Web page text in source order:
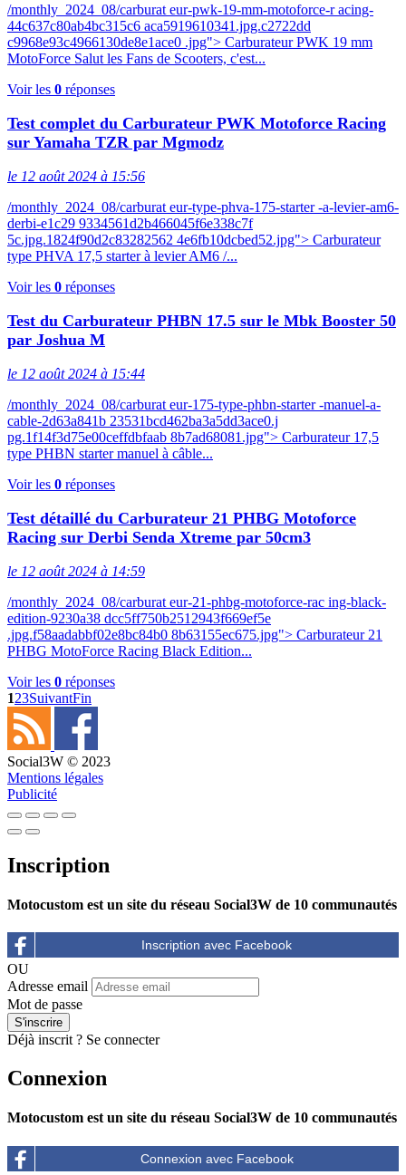
/monthly_2024_08/carburat eur-pwk-19-mm-motoforce-r acing-
44c637c80ab4bc315c6 aca5919610341.jpg.c2722dd
c9968e93c4966130de8e1ace0 .jpg"> Carburateur PWK 19 mm
MotoForce Salut les Fans de Scooters, c'est...
Voir les 0 réponses
Test complet du Carburateur PWK Motoforce Racing
sur Yamaha TZR par Mgmodz
le 12 août 2024 à 15:56
/monthly_2024_08/carburat eur-type-phva-175-starter -a-levier-am6-
derbi-e1c29 9334561d2b466045f6e338c7f
5c.jpg.1824f90d2c83282562 4e6fb10dcbed52.jpg"> Carburateur
type PHVA 17,5 starter à levier AM6 /...
Voir les 0 réponses
Test du Carburateur PHBN 17.5 sur le Mbk Booster 50
par Joshua M
le 12 août 2024 à 15:44
/monthly_2024_08/carburat eur-175-type-phbn-starter -manuel-a-
cable-2d63a841b 23531bcd462ba3a5dd3ace0.j
pg.1f14f3d75e00ceffdbfaab 8b7ad68081.jpg"> Carburateur 17,5
type PHBN starter manuel à câble...
Voir les 0 réponses
Test détaillé du Carburateur 21 PHBG Motoforce
Racing sur Derbi Senda Xtreme par 50cm3
le 12 août 2024 à 14:59
/monthly_2024_08/carburat eur-21-phbg-motoforce-rac ing-black-
edition-9230a38 dcc5ff750b2512943f669ef5e
.jpg.f58aadabbf02e8bc84b0 8b63155ec675.jpg"> Carburateur 21
PHBG MotoForce Racing Black Edition...
Voir les 0 réponses
123SuivantFin
Social3W © 2023
Mentions légales
Publicité
Inscription
Motocustom est un site du réseau Social3W de 10 communautés
OU
Adresse email
Mot de passe
Déjà inscrit ? Se connecter
Connexion
Motocustom est un site du réseau Social3W de 10 communautés